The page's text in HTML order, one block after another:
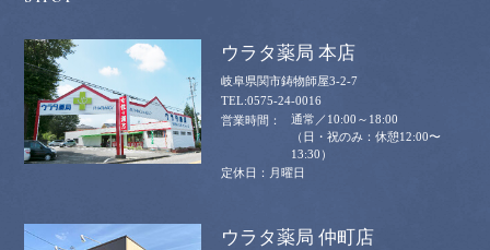
ウラタ薬局 本店
岐阜県関市鋳物師屋3-2-7
0575-24-0016
通常／10:00～18:00
（日・祝のみ：休憩12:00〜
13:30）
月曜日
ウラタ薬局 仲町店